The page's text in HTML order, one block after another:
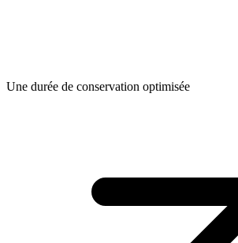
Une durée de conservation optimisée